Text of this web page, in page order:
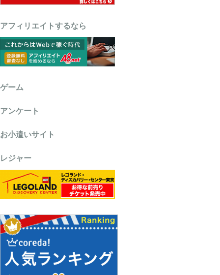
アフィリエイトするなら
ゲーム
アンケート
お小遣いサイト
レジャー